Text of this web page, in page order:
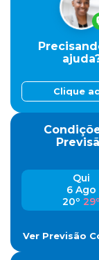
Clique
Qui
6 Ago
20º 29º
Ver Previsão